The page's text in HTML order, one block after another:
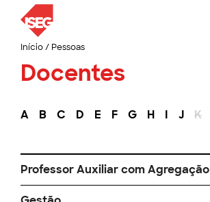
Início/ Pessoas
Docentes
A B C D E F G H I J K
Professor Auxiliar com Agregação